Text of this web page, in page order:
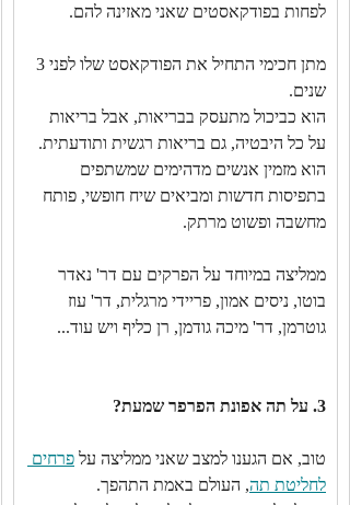
לפחות בפודקאסטים שאני מאזינה להם.
שנים.
הוא כביכול מתעסק בבריאות, אבל בריאות
על כל היבטיה, גם בריאות רגשית ותודעתית.
הוא מזמין אנשים מדהימים שמשתפים
בתפיסות חדשות ומביאים שיח חופשי, פותח
מחשבה ופשוט מרתק.
ממליצה במיוחד על הפרקים עם דר' נאדר
בוטו, ניסים אמון, פריידי מרגלית, דר' עוז
גוטרמן, דר' מיכה גודמן, רן כליף ויש עוד...
3. על תה אפונת הפרפר שמעת?
טוב, אם הגענו למצב שאני ממליצה על פרחים
לחליטת תה, העולם באמת התהפך.